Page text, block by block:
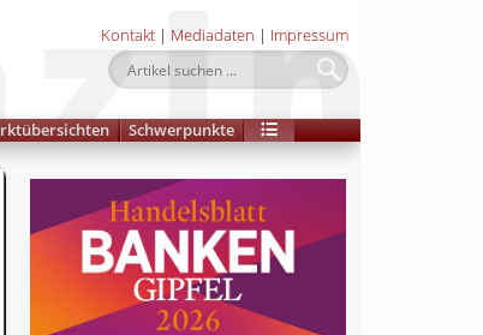
Kontakt | Mediadaten | Impressum
Schwerpunkte